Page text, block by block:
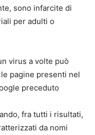
sono infarcite di
per adulti o
virus a volte può
pagine presenti nel
preceduto
fra tutti i risultati,
da nomi